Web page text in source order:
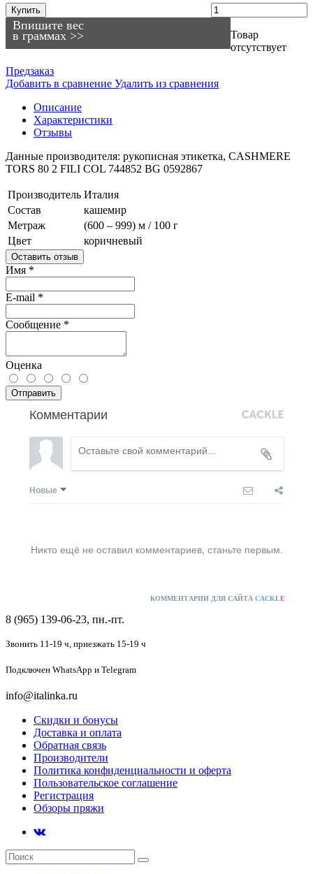
Впишите вес
в граммах >>
Купить
Товар
отсутствует
Предзаказ
Добавить в сравнение Удалить из сравнения
Описание
Характеристики
Отзывы
Данные производителя: рукописная этикетка, CASHMERE
TORS 80 2 FILI COL 744852 BG 0592867
Производитель Италия
Состав
кашемир
Метраж
(600 – 999) м / 100 г
Цвет
коричневый
Оставить отзыв
Имя *
E-mail *
Сообщение *
Оценка
Отправить
Комментарии
Новые
Никто ещё не оставил комментариев, станьте первым.
КОММЕНТАРИИ ДЛЯ САЙТА CACKLE
8 (965) 139-06-23, пн.-пт.
Звонить 11-19 ч, приезжать 15-19 ч
Подключен WhatsApp и Telegram
info@italinka.ru
Скидки и бонусы
Доставка и оплата
Обратная связь
Производители
Политика конфиденциальности и оферта
Пользовательское соглашение
Регистрация
Обзоры пряжи